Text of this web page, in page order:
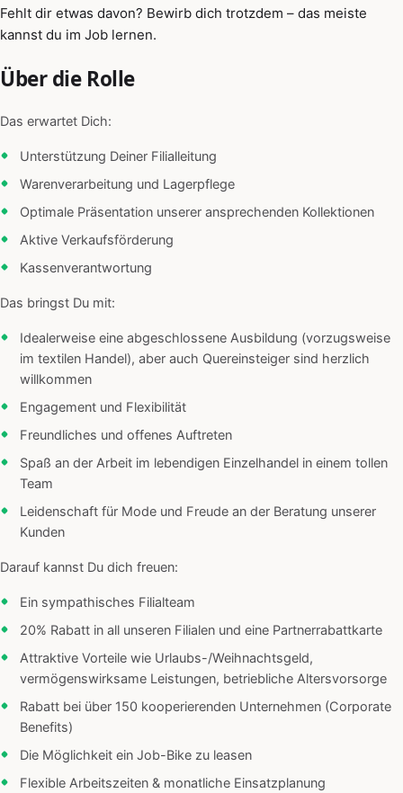
Fehlt dir etwas davon? Bewirb dich trotzdem – das meiste
kannst du im Job lernen.
Über die Rolle
Das erwartet Dich:
Unterstützung Deiner Filialleitung
Warenverarbeitung und Lagerpflege
Optimale Präsentation unserer ansprechenden Kollektionen
Aktive Verkaufsförderung
Kassenverantwortung
Das bringst Du mit:
Idealerweise eine abgeschlossene Ausbildung (vorzugsweise
im textilen Handel), aber auch Quereinsteiger sind herzlich
willkommen
Engagement und Flexibilität
Freundliches und offenes Auftreten
Spaß an der Arbeit im lebendigen Einzelhandel in einem tollen
Team
Leidenschaft für Mode und Freude an der Beratung unserer
Kunden
Darauf kannst Du dich freuen:
Ein sympathisches Filialteam
20% Rabatt in all unseren Filialen und eine Partnerrabattkarte
Attraktive Vorteile wie Urlaubs-/Weihnachtsgeld,
vermögenswirksame Leistungen, betriebliche Altersvorsorge
Rabatt bei über 150 kooperierenden Unternehmen (Corporate
Benefits)
Die Möglichkeit ein Job-Bike zu leasen
Flexible Arbeitszeiten & monatliche Einsatzplanung